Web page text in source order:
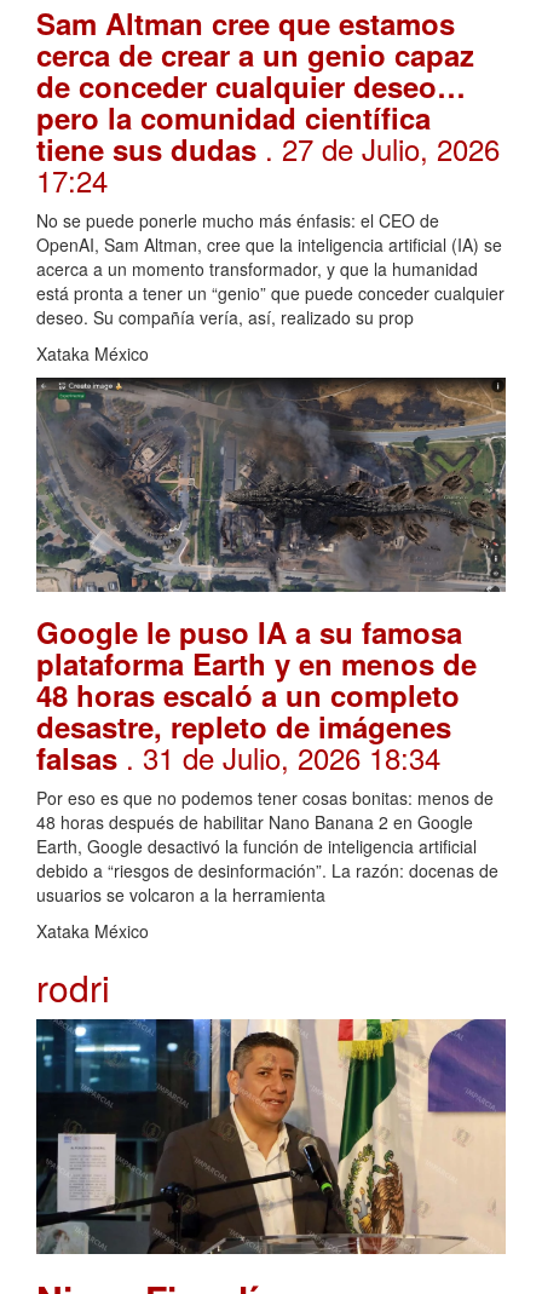
Sam Altman cree que estamos
cerca de crear a un genio capaz
de conceder cualquier deseo…
pero la comunidad científica
tiene sus dudas . 27 de Julio, 2026
17:24
No se puede ponerle mucho más énfasis: el CEO de
OpenAI, Sam Altman, cree que la inteligencia artificial (IA) se
acerca a un momento transformador, y que la humanidad
está pronta a tener un “genio” que puede conceder cualquier
deseo. Su compañía vería, así, realizado su prop
Xataka México
Google le puso IA a su famosa
plataforma Earth y en menos de
48 horas escaló a un completo
desastre, repleto de imágenes
falsas . 31 de Julio, 2026 18:34
Por eso es que no podemos tener cosas bonitas: menos de
48 horas después de habilitar Nano Banana 2 en Google
Earth, Google desactivó la función de inteligencia artificial
debido a “riesgos de desinformación”. La razón: docenas de
usuarios se volcaron a la herramienta
Xataka México
rodri